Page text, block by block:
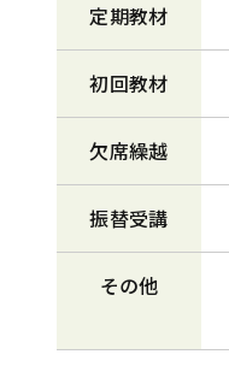
定期教材
初回教材
欠席繰越
振替受講
その他